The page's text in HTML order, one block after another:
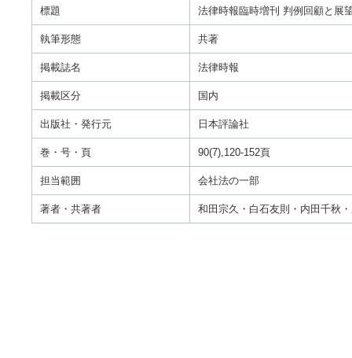
標題 法律時報臨時増刊 判例回顧と展
執筆形態 共著
掲載誌名 法律時報
掲載区分 国内
出版社・発行元 日本評論社
巻・号・頁 90(7),120-152頁
担当範囲 会社法の一部
著者・共著者 和田宗久・白石友則・内田千秋